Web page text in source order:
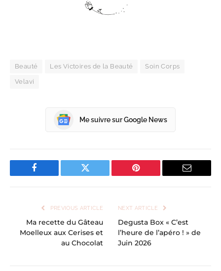
Beauté Les Victoires de la Beauté Soin Corps
Velavi
Me suivre sur Google News
Facebook Twitter Pinterest Email
PREVIOUS ARTICLE
Ma recette du Gâteau
Moelleux aux Cerises et
au Chocolat
NEXT ARTICLE
Degusta Box « C’est
l’heure de l’apéro ! » de
Juin 2026